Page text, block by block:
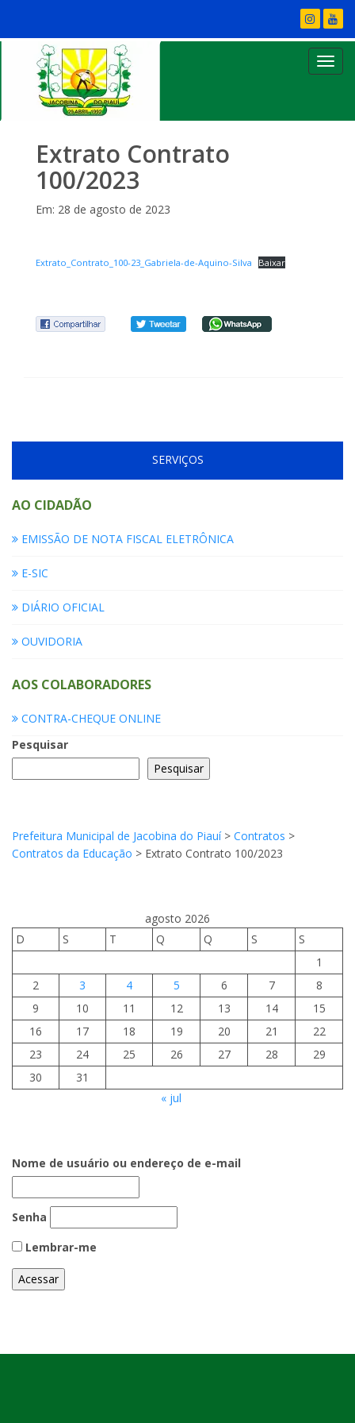
Extrato Contrato
100/2023
Em: 28 de agosto de 2023
Extrato_Contrato_100-23_Gabriela-de-Aquino-Silva Baixar
SERVIÇOS
AO CIDADÃO
EMISSÃO DE NOTA FISCAL ELETRÔNICA
E-SIC
DIÁRIO OFICIAL
OUVIDORIA
AOS COLABORADORES
CONTRA-CHEQUE ONLINE
Pesquisar
Pesquisar
Prefeitura Municipal de Jacobina do Piauí> Contratos >
Contratos da Educação > Extrato Contrato 100/2023
agosto 2026
D
S T Q Q S
S
1
2
3 4 5 6 7
8
9
10 11 12 13 14
15
16
17 18 19 20 21
22
23
24 25 26 27 28
29
30
31
« jul
Nome de usuário ou endereço de e-mail
Senha
Lembrar-me